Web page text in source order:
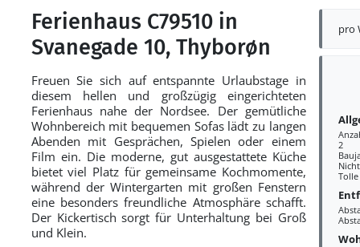
pro
2
Ferienhaus C79510 in
Svanegade 10, Thyborøn
Freuen Sie sich auf entspannte Urlaubstage in
diesem hellen und großzügig eingerichteten
Ferienhaus nahe der Nordsee. Der gemütliche
Wohnbereich mit bequemen Sofas lädt zu langen
Abenden mit Gesprächen, Spielen oder einem
Film ein. Die moderne, gut ausgestattete Küche
bietet viel Platz für gemeinsame Kochmomente,
während der Wintergarten mit großen Fenstern
eine besonders freundliche Atmosphäre schafft.
Der Kickertisch sorgt für Unterhaltung bei Groß
und Klein.